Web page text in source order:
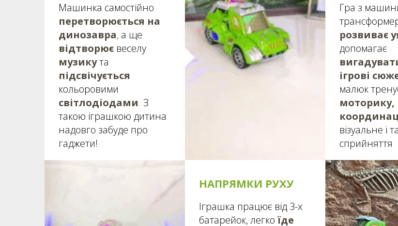
Машинка самостійно
перетворюється на
динозавра, а ще
відтворює веселу
музикута
підсвічується
кольоровими
світлодіодами. З
такою іграшкою дитина
надовго забуде про
гаджети!
Гра з
розвиває
допомагає
ігрові
малюк
моторику,
візуальне і
сприйняття
НАПРЯМКИ РУХУ
Іграшка працює від 3-х
батарейок, легко їде